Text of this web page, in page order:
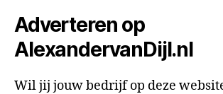
Adverteren op
AlexandervanDijl.nl
Wil jij jouw bedrijf op deze